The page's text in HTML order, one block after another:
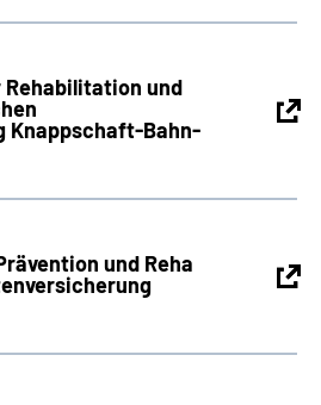
und
Knappschaft-Bahn-
und Reha